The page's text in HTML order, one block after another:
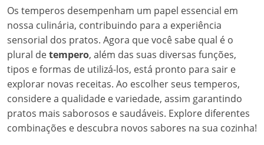
Os temperos desempenham um papel essencial em
nossa culinária, contribuindo para a experiência
sensorial dos pratos. Agora que você sabe qual é o
plural detempero, além das suas diversas funções,
tipos e formas de utilizá-los, está pronto para sair e
explorar novas receitas. Ao escolher seus temperos,
considere a qualidade e variedade, assim garantindo
pratos mais saborosos e saudáveis. Explore diferentes
combinações e descubra novos sabores na sua cozinha!